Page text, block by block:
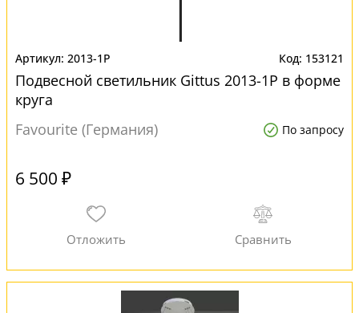
2013-1P 153121
Подвесной светильник Gittus 2013-1P в форме
круга
Favourite (Германия)
По запросу
6 500 ₽